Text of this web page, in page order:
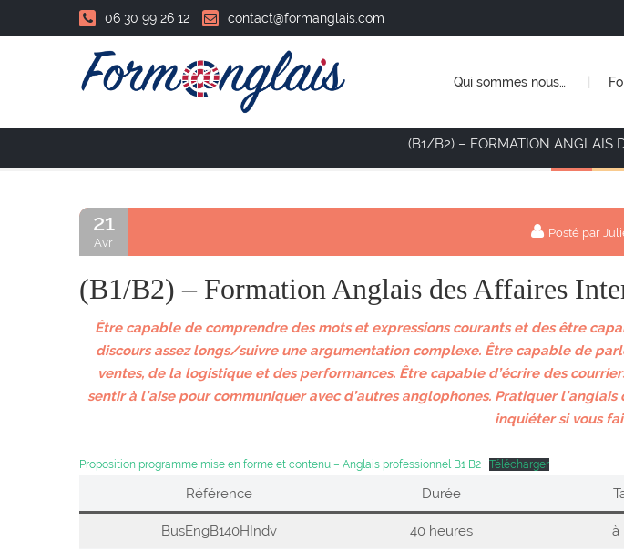
06 30 99 26 12 contact@formanglais.com
Qui sommes nous…
(B1/B2) – FORMATION ANGLAIS
21
Avr
Posté par
(B1/B2) – Formation Anglais des Affaires
Être capable de comprendre des mots et expressions courants et des être
discours assez longs/suivre une argumentation complexe. Être capable de
ventes, de la logistique et des performances. Être capable d’écrire des
sentir à l’aise pour communiquer avec d’autres anglophones. Pratiquer
inquiéter si vous
Proposition programme mise en forme et contenu – Anglais professionnel B1 B2 Télécharger
Référence Durée
BusEngB140HIndv 40 heures à